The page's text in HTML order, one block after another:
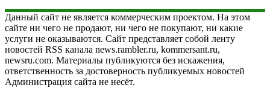
Данный сайт не является коммерческим проектом. На этом
сайте ни чего не продают, ни чего не покупают, ни какие
услуги не оказываются. Сайт представляет собой ленту
новостей RSS канала news.rambler.ru, kommersant.ru,
newsru.com. Материалы публикуются без искажения,
ответственность за достоверность публикуемых новостей
Администрация сайта не несёт.